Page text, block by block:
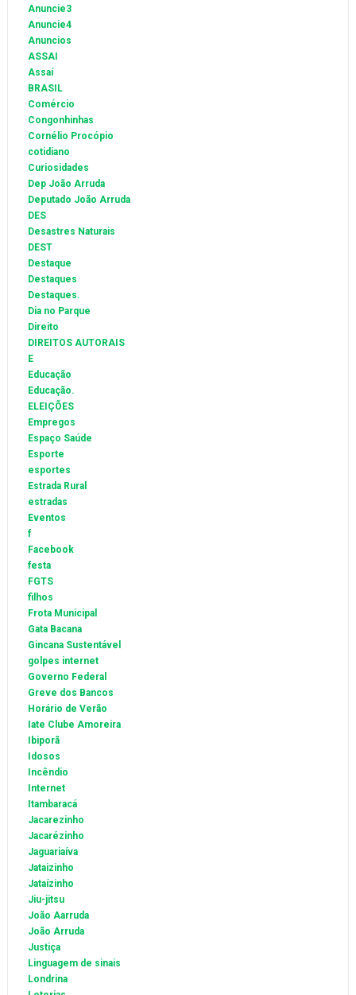
Anuncie3
Anuncie4
Anuncios
ASSAI
Assaí
BRASIL
Comércio
Congonhinhas
Cornélio Procópio
cotidiano
Curiosidades
Dep João Arruda
Deputado João Arruda
DES
Desastres Naturais
DEST
Destaque
Destaques
Destaques.
Dia no Parque
Direito
DIREITOS AUTORAIS
E
Educação
Educação.
ELEIÇÕES
Empregos
Espaço Saúde
Esporte
esportes
Estrada Rural
estradas
Eventos
f
Facebook
festa
FGTS
filhos
Frota Municipal
Gata Bacana
Gincana Sustentável
golpes internet
Governo Federal
Greve dos Bancos
Horário de Verão
Iate Clube Amoreira
Ibiporã
Idosos
Incêndio
Internet
Itambaracá
Jacarezinho
Jacarézinho
Jaguariaíva
Jataizinho
Jataízinho
Jiu-jitsu
João Aarruda
João Arruda
Justiça
Linguagem de sinais
Londrina